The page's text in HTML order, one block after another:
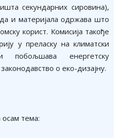
секундарних сировина),
и материјала одржава што
корист. Комисија такође
у преласку на климатски
побољшава енергетску
о еко-дизајну.
тема: